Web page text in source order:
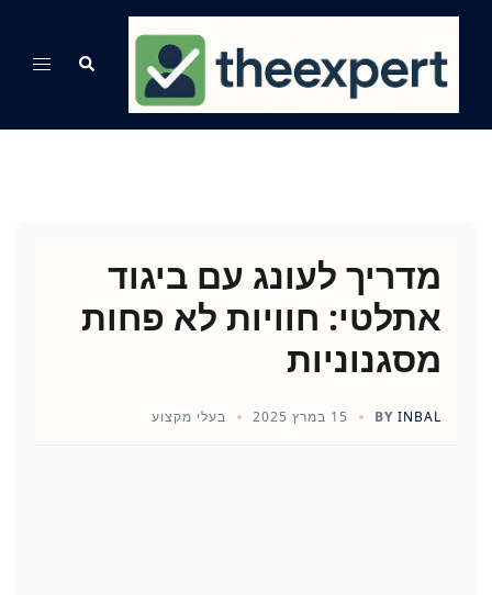
content
Search
Toggle
מדריך לעונג עם ביגוד
אתלטי: חוויות לא פחות
מסגנוניות
BY INBAL 15 במרץ 2025 בעלי מקצוע